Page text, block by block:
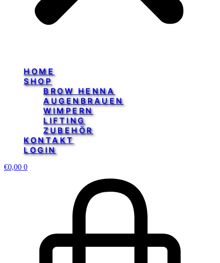
HOME
SHOP
BROW HENNA
AUGENBRAUEN
WIMPERN
LIFTING
ZUBEHÖR
KONTAKT
LOGIN
€0,00 0